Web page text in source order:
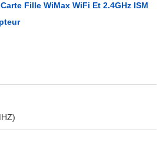
Carte Fille WiMax WiFi Et 2.4GHz ISM